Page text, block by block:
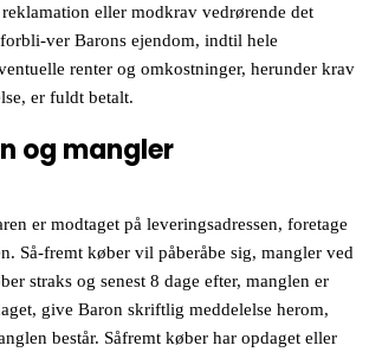
eller modkrav vedrørende det
ver Barons ejendom, indtil hele
renter og omkostninger, herunder krav
er fuldt betalt.
og mangler
er modtaget på leveringsadressen, foretage
Så-fremt køber vil påberåbe sig, mangler ved
straks og senest 8 dage efter, manglen er
give Baron skriftlig meddelelse herom,
består. Såfremt køber har opdaget eller